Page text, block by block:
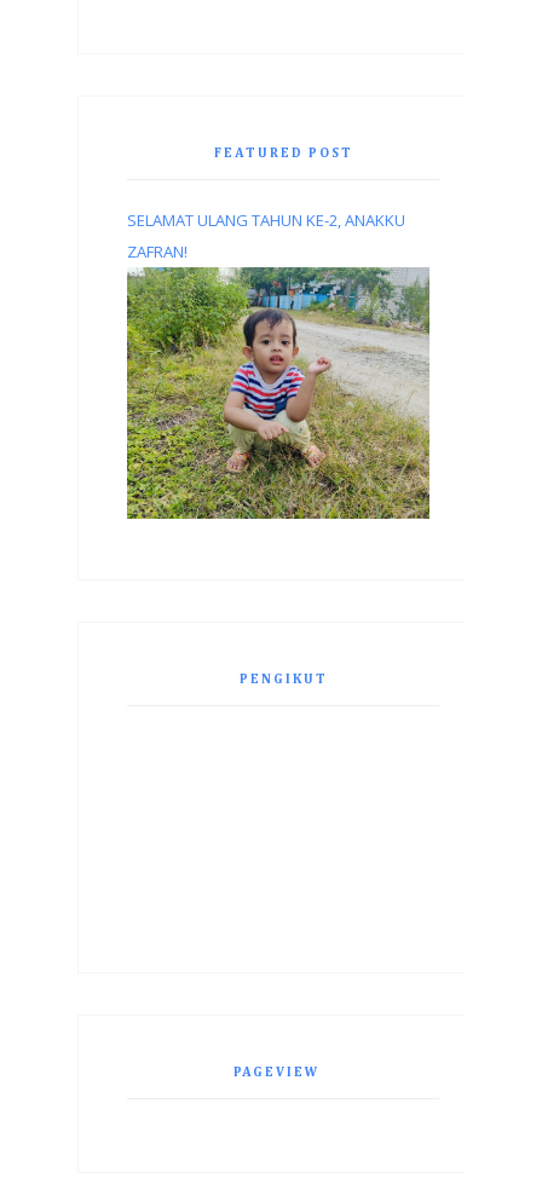
FEATURED POST
SELAMAT ULANG TAHUN KE-2, ANAKKU
ZAFRAN!
PENGIKUT
PAGEVIEW